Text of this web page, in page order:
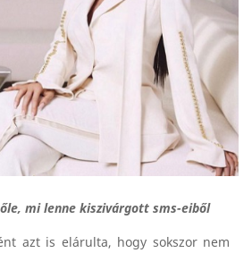
mi lenne kiszivárgott sms-eiből
azt is elárulta, hogy sokszor nem